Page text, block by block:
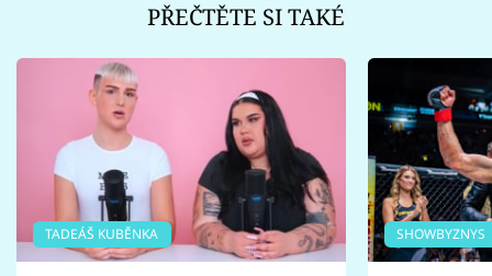
PŘEČTĚTE SI TAKÉ
TADEÁŠ KUBĚNKA SHOWBYZNYS